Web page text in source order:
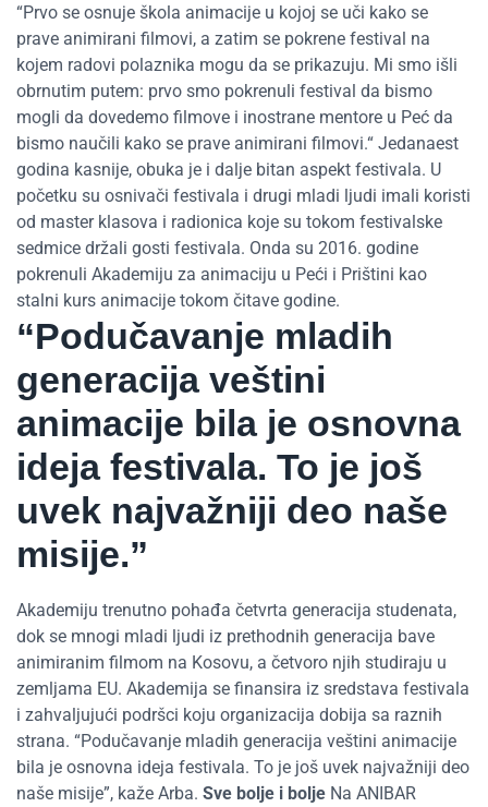
“Prvo se osnuje škola animacije u kojoj se uči kako se
prave animirani filmovi, a zatim se pokrene festival na
kojem radovi polaznika mogu da se prikazuju. Mi smo išli
obrnutim putem: prvo smo pokrenuli festival da bismo
mogli da dovedemo filmove i inostrane mentore u Peć da
bismo naučili kako se prave animirani filmovi.“ Jedanaest
godina kasnije, obuka je i dalje bitan aspekt festivala. U
početku su osnivači festivala i drugi mladi ljudi imali koristi
od master klasova i radionica koje su tokom festivalske
sedmice držali gosti festivala. Onda su 2016. godine
pokrenuli Akademiju za animaciju u Peći i Prištini kao
stalni kurs animacije tokom čitave godine.
“Podučavanje mladih
generacija veštini
animacije bila je osnovna
ideja festivala. To je još
uvek najvažniji deo naše
misije.”
Akademiju trenutno pohađa četvrta generacija studenata,
dok se mnogi mladi ljudi iz prethodnih generacija bave
animiranim filmom na Kosovu, a četvoro njih studiraju u
zemljama EU. Akademija se finansira iz sredstava festivala
i zahvaljujući podršci koju organizacija dobija sa raznih
strana. “Podučavanje mladih generacija veštini animacije
bila je osnovna ideja festivala. To je još uvek najvažniji deo
naše misije”, kaže Arba. Sve bolje i bolje Na ANIBAR